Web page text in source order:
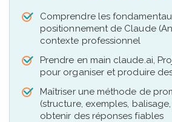
Comprendre les
positionnement de Claude
contexte professionnel
Prendre en main claude.ai,
pour organiser et produire
Maîtriser une méthode de
(structure, exemples,
obtenir des réponses fiables